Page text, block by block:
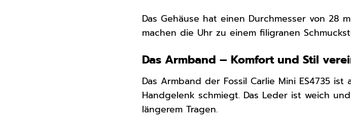
Das Gehäuse hat einen Durchmesser von 28
machen die Uhr zu einem filigranen
Das Armband – Komfort und Stil
Das Armband der Fossil Carlie Mini ES4735
Handgelenk schmiegt. Das Leder ist weich
längerem Tragen.